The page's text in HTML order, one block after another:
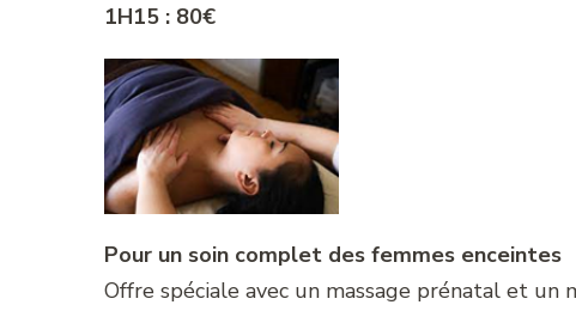
1H15 : 80€
Pour un soin complet des femmes enceintes
Offre spéciale avec un massage prénatal et un